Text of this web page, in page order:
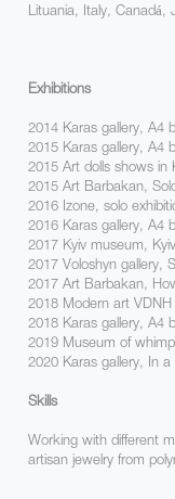
Lituania, Italy, Canadá,
Exhibitions
2014 Karas gallery, А4
2015 Karas gallery, А4
2015 Art dolls shows in
2015 Art Barbakan,
2016 Izone, solo
2016 Karas gallery, А4
2017 Kyiv museum,
2017 Voloshyn gallery,
2017 Art Barbakan,
2018 Modern art
2018 Karas gallery, A4
2019 Museum of
2020 Karas gallery, In
Skills
Working with different
artisan jewelry from